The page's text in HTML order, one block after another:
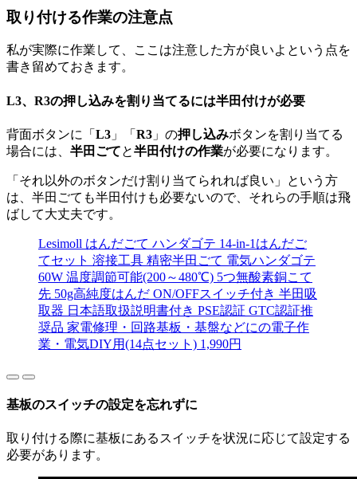
取り付ける作業の注意点
私が実際に作業して、ここは注意した方が良いよという点を
書き留めておきます。
L3、R3の押し込みを割り当てるには半田付けが必要
背面ボタンに「 L3 」「 R3 」の押し込みボタンを割り当てる
場合には、 半田ごてと半田付けの作業が必要になります。
「それ以外のボタンだけ割り当てられれば良い」という方
は、半田ごても半田付けも必要ないので、それらの手順は飛
ばして大丈夫です。
Lesimoll はんだごて ハンダゴテ 14-in-1はんだご
てセット 溶接工具 精密半田ごて 電気ハンダゴテ
60W 温度調節可能(200～480℃) 5つ無酸素銅こて
先 50g高純度はんだ ON/OFFスイッチ付き 半田吸
取器 日本語取扱説明書付き PSE認証 GTC認証推
奨品 家電修理・回路基板・基盤などにの電子作
業・電気DIY用(14点セット) 1,990円
基板のスイッチの設定を忘れずに
取り付ける際に基板にあるスイッチを状況に応じて設定する
必要があります。